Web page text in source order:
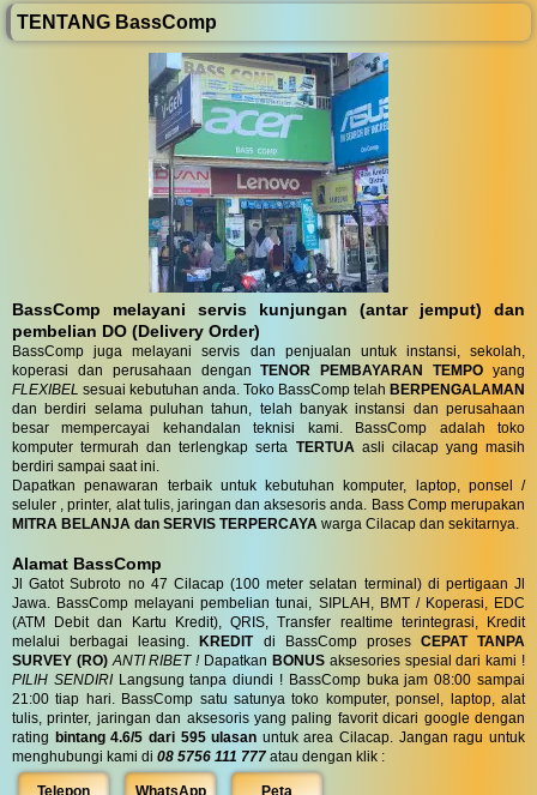
TENTANG BassComp
BassComp melayani servis kunjungan (antar jemput) dan
pembelian DO (Delivery Order)
BassComp juga melayani servis dan penjualan untuk instansi, sekolah,
koperasi dan perusahaan denganTENOR PEMBAYARAN TEMPO yang
FLEXIBEL sesuai kebutuhan anda. Toko BassComp telah BERPENGALAMAN
dan berdiri selama puluhan tahun, telah banyak instansi dan perusahaan
besar mempercayai kehandalan teknisi kami. BassComp adalah toko
komputer termurah dan terlengkap serta TERTUA asli cilacap yang masih
berdiri sampai saat ini.
Dapatkan penawaran terbaik untuk kebutuhan komputer, laptop, ponsel /
seluler , printer, alat tulis, jaringan dan aksesoris anda. Bass Comp merupakan
MITRA BELANJA dan SERVIS TERPERCAYA warga Cilacap dan sekitarnya.
Alamat BassComp
Jl Gatot Subroto no 47 Cilacap (100 meter selatan terminal) di pertigaan Jl
Jawa. BassComp melayani pembelian tunai, SIPLAH, BMT / Koperasi, EDC
(ATM Debit dan Kartu Kredit), QRIS, Transfer realtime terintegrasi, Kredit
melalui berbagai leasing.KREDITdi BassComp proses CEPAT TANPA
SURVEY (RO) ANTI RIBET !Dapatkan BONUSaksesories spesial dari kami !
PILIH SENDIRILangsung tanpa diundi ! BassComp buka jam 08:00 sampai
21:00 tiap hari. BassComp satu satunya toko komputer, ponsel, laptop, alat
tulis, printer, jaringan dan aksesoris yang paling favorit dicari google dengan
rating bintang 4.6/5 dari 595 ulasan untuk area Cilacap. Jangan ragu untuk
menghubungi kami di 08 5756 111 777 atau dengan klik :
Telepon WhatsApp Peta